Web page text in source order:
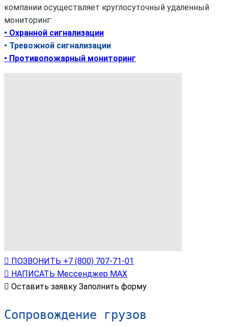
компании осуществляет круглосуточный удаленный
мониторинг:
• Охранной сигнализации
• Тревожной сигнализации
• Противопожарный мониторинг
ПОЗВОНИТЬ +7 (800) 707-71-01
НАПИСАТЬ Мессенджер МАХ
Оставить заявку Заполнить форму
Сопровождение грузов